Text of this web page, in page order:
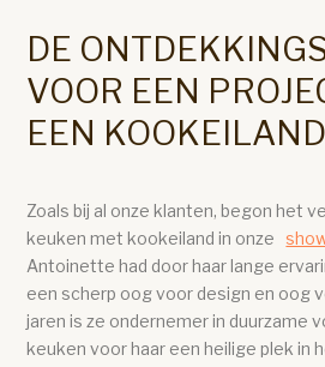
DE
VOOR EEN
EEN KOOKEILAND
Zoals bij al onze klanten, begon het
keuken met kookeiland in onze
Antoinette had door haar lange
een scherp oog voor design en oog
jaren is ze ondernemer in duurzame
keuken voor haar een heilige plek in